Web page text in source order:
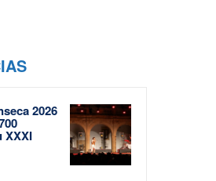
2026
XXXI